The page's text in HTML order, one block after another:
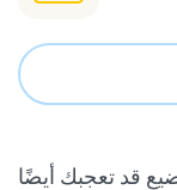
قد تعجبك أيضًا